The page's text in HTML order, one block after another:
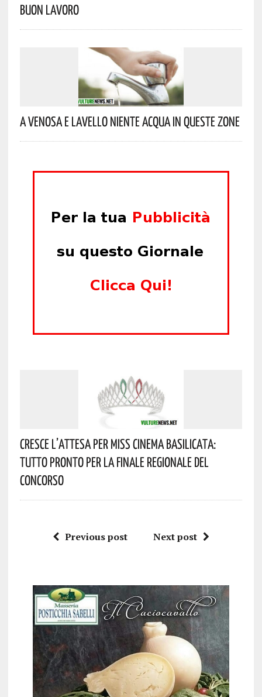
Buon Lavoro
A Venosa E Lavello Niente Acqua In Queste Zone
Cresce L’attesa Per Miss Cinema Basilicata:
Tutto Pronto Per La Finale Regionale Del
Concorso
Previous post Next post